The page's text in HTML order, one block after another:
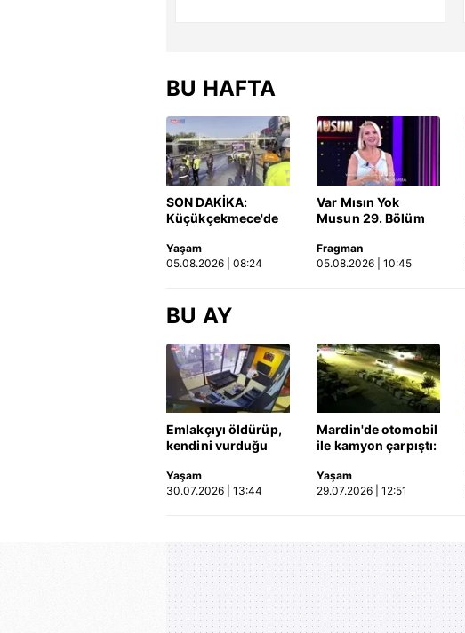
BU HAFTA
SON DAKİKA:
Küçükçekmece'de
Otomobil, İETT
otobüsüne çarptı: 3
Yaşam
05.08.2026 | 08:24
Var Mısın Yok
Musun 29. Bölüm
yayınlandı | Video
Fragman
05.08.2026 | 10:45
BU AY
Emlakçıyı öldürüp,
kendini vurduğu
ortaya çıktı | Video
Yaşam
30.07.2026 | 13:44
Mardin'de otomobil
ile kamyon çarpıştı:
hayatını kaybetti!
Kaza anı kamerada
Yaşam
29.07.2026 | 12:51